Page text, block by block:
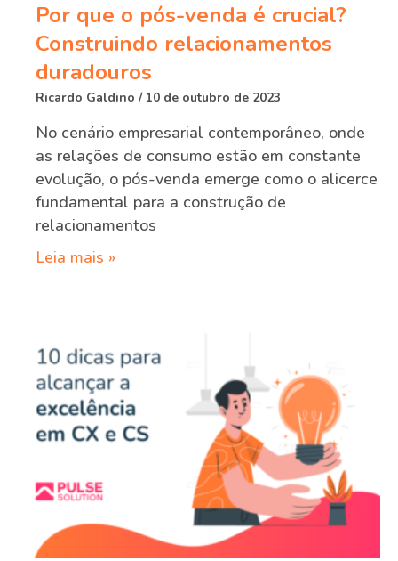
Por que o pós-venda é crucial?
Construindo relacionamentos
duradouros
Ricardo Galdino 10 de outubro de 2023
No cenário empresarial contemporâneo, onde
as relações de consumo estão em constante
evolução, o pós-venda emerge como o alicerce
fundamental para a construção de
relacionamentos
Leia mais »